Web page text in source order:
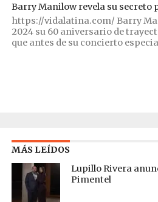
Barry Manilow revela su secreto
https://vidalatina.com/ Barry
2024 su 60 aniversario de
que antes de su concierto
MÁS LEÍDOS
Lupillo Rivera
Pimentel